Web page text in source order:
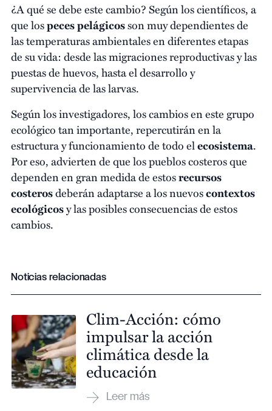
¿A qué se debe este cambio? Según los científicos, a
que lospeces pelágicosson muy dependientes de
las temperaturas ambientales en diferentes etapas
de su vida: desde las migraciones reproductivas y las
puestas de huevos, hasta el desarrollo y
supervivencia de las larvas.
Según los investigadores, los cambios en este grupo
ecológico tan importante, repercutirán en la
estructura y funcionamiento de todo elecosistema.
Por eso, advierten de que los pueblos costeros que
dependen en gran medida de estosrecursos
costerosdeberán adaptarse a los nuevoscontextos
ecológicosy las posibles consecuencias de estos
cambios.
Noticias relacionadas
Clim-Acción: cómo
impulsar la acción
climática desde la
educación